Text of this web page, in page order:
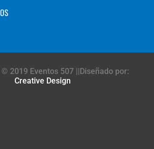
© 2019 Eventos 507 ||Diseñado por:
Creative Design